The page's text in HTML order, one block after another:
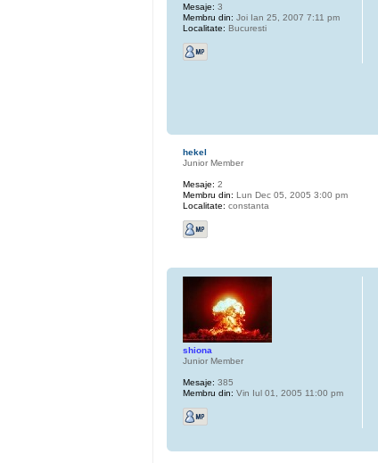
Mesaje: 3
Membru din: Joi Ian 25, 2007 7:11 pm
Localitate: Bucuresti
hekel
Junior Member
Mesaje: 2
Membru din: Lun Dec 05, 2005 3:00 pm
Localitate: constanta
shiona
Junior Member
Mesaje: 385
Membru din: Vin Iul 01, 2005 11:00 pm